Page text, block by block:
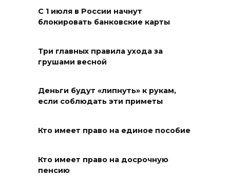
06 августа 2026 18:27
в Таганроге откроет 200-й
06 августа 2026 18:27
Наблюдатели готовятся к
06 августа 2026 18:25
С 1 июля в России начнут
блокировать банковские карты
Три главных правила ухода за
грушами весной
Деньги будут «липнуть» к рукам,
если соблюдать эти приметы
Кто имеет право на единое пособие
Кто имеет право на досрочную
пенсию